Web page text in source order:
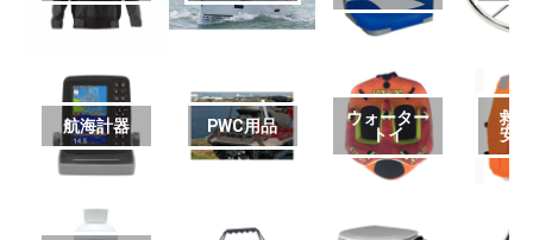
航海計器 PWC用品
ウォーター
トイ
救
安